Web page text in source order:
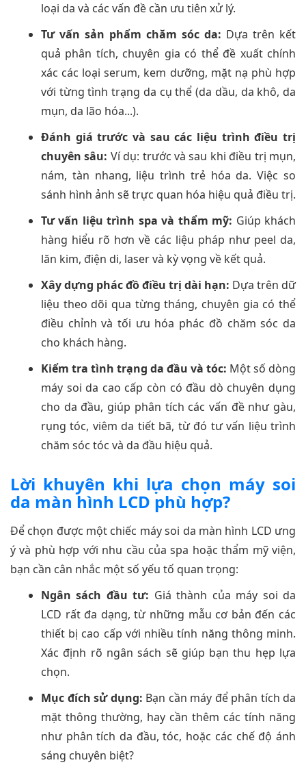
loại da và các vấn đề cần ưu tiên xử lý.
Tư vấn sản phẩm chăm sóc da: Dựa trên kết
quả phân tích, chuyên gia có thể đề xuất chính
xác các loại serum, kem dưỡng, mặt nạ phù hợp
với từng tình trạng da cụ thể (da dầu, da khô, da
mụn, da lão hóa...).
Đánh giá trước và sau các liệu trình điều trị
chuyên sâu: Ví dụ: trước và sau khi điều trị mụn,
nám, tàn nhang, liệu trình trẻ hóa da. Việc so
sánh hình ảnh sẽ trực quan hóa hiệu quả điều trị.
Tư vấn liệu trình spa và thẩm mỹ: Giúp khách
hàng hiểu rõ hơn về các liệu pháp như peel da,
lăn kim, điện di, laser và kỳ vọng về kết quả.
Xây dựng phác đồ điều trị dài hạn: Dựa trên dữ
liệu theo dõi qua từng tháng, chuyên gia có thể
điều chỉnh và tối ưu hóa phác đồ chăm sóc da
cho khách hàng.
Kiểm tra tình trạng da đầu và tóc: Một số dòng
máy soi da cao cấp còn có đầu dò chuyên dụng
cho da đầu, giúp phân tích các vấn đề như gàu,
rụng tóc, viêm da tiết bã, từ đó tư vấn liệu trình
chăm sóc tóc và da đầu hiệu quả.
Lời khuyên khi lựa chọn máy soi
da màn hình LCD phù hợp?
Để chọn được một chiếc máy soi da màn hình LCD ưng
ý và phù hợp với nhu cầu của spa hoặc thẩm mỹ viện,
bạn cần cân nhắc một số yếu tố quan trọng:
Ngân sách đầu tư: Giá thành của máy soi da
LCD rất đa dạng, từ những mẫu cơ bản đến các
thiết bị cao cấp với nhiều tính năng thông minh.
Xác định rõ ngân sách sẽ giúp bạn thu hẹp lựa
chọn.
Mục đích sử dụng: Bạn cần máy để phân tích da
mặt thông thường, hay cần thêm các tính năng
như phân tích da đầu, tóc, hoặc các chế độ ánh
sáng chuyên biệt?